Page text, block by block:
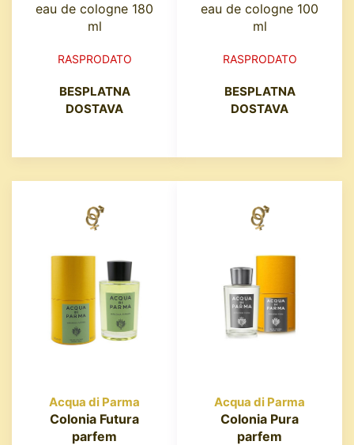
eau de cologne 180
ml
RASPRODATO
BESPLATNA
DOSTAVA
eau de cologne 100
ml
RASPRODATO
BESPLATNA
DOSTAVA
Acqua di Parma
Colonia Futura
parfem
Acqua di Parma
Colonia Pura
parfem